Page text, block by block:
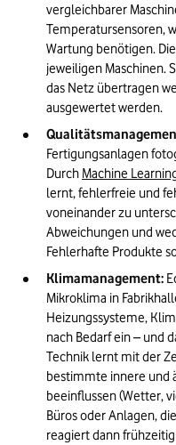
vergleichbarer
Temperatursensoren,
Wartung benötigen.
jeweiligen Maschinen.
das Netz übertragen
ausgewertet werden.
Fertigungsanlagen
Durch Machine
lernt, fehlerfreie und
voneinander zu
Abweichungen und
Fehlerhafte Produkte
Klimamanagement:
Mikroklima in
Heizungssysteme,
nach Bedarf ein – und
Technik lernt mit der
bestimmte innere und
beeinflussen (Wetter,
Büros oder Anlagen,
reagiert dann